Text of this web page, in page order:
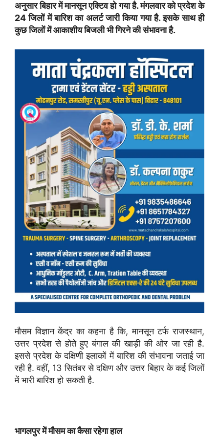
अनुसार बिहार में मानसून एक्टिव हो गया है. मंगलवार को प्रदेश के
24 जिलों में बारिश का अलर्ट जारी किया गया है. इसके साथ ही
कुछ जिलों में आकाशीय बिजली भी गिरने की संभावना है.
मौसम विज्ञान केंद्र का कहना है कि, मानसून टर्फ राजस्थान,
उत्तर प्रदेश से होते हुए बंगाल की खाड़ी की ओर जा रही है.
इससे प्रदेश के दक्षिणी इलाकों में बारिश की संभावना जताई जा
रही है. वहीं, 13 सितंबर से दक्षिण और उत्तर बिहार के कई जिलों
में भारी बारिश हो सकती है.
भागलपुर में मौसम का कैसा रहेगा हाल